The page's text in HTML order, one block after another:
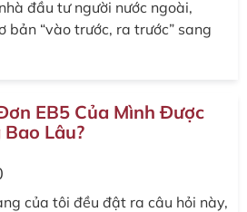
đầu tư người nước ngoài,
bản “vào trước, ra trước” sang
EB5 Của Mình Được
Lâu?
của tôi đều đật ra câu hỏi này,